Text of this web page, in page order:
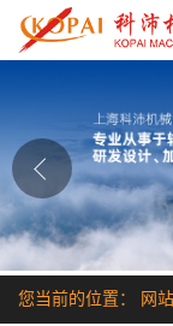
公司介绍
公司动态
产品展厅
证书荣誉
您当前的位置： 网